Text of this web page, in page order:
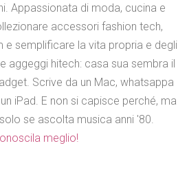
Appassionata di moda, cucina e
accessori fashion tech,
e semplificare la vita propria e degli
aggeggi hitech: casa sua sembra il
Scrive da un Mac, whatsappa
iPad. E non si capisce perché, ma
se ascolta musica anni '80.
meglio!